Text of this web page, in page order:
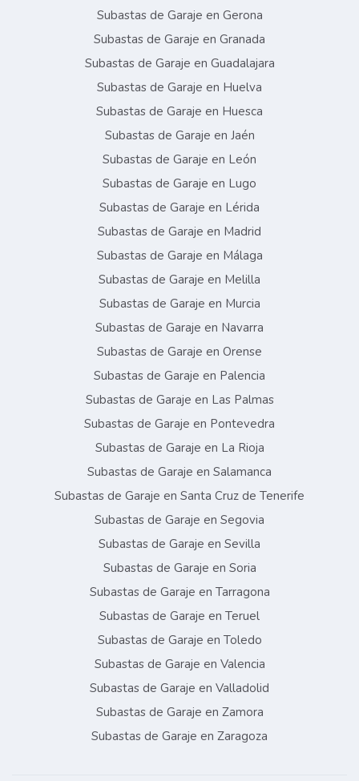
Subastas de Garaje en Gerona
Subastas de Garaje en Granada
Subastas de Garaje en Guadalajara
Subastas de Garaje en Huelva
Subastas de Garaje en Huesca
Subastas de Garaje en Jaén
Subastas de Garaje en León
Subastas de Garaje en Lugo
Subastas de Garaje en Lérida
Subastas de Garaje en Madrid
Subastas de Garaje en Málaga
Subastas de Garaje en Melilla
Subastas de Garaje en Murcia
Subastas de Garaje en Navarra
Subastas de Garaje en Orense
Subastas de Garaje en Palencia
Subastas de Garaje en Las Palmas
Subastas de Garaje en Pontevedra
Subastas de Garaje en La Rioja
Subastas de Garaje en Salamanca
Subastas de Garaje en Santa Cruz de Tenerife
Subastas de Garaje en Segovia
Subastas de Garaje en Sevilla
Subastas de Garaje en Soria
Subastas de Garaje en Tarragona
Subastas de Garaje en Teruel
Subastas de Garaje en Toledo
Subastas de Garaje en Valencia
Subastas de Garaje en Valladolid
Subastas de Garaje en Zamora
Subastas de Garaje en Zaragoza